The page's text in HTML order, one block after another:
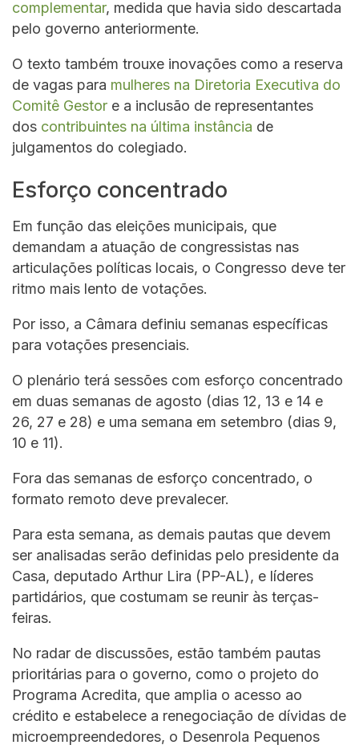
complementar, medida que havia sido descartada
pelo governo anteriormente.
O texto também trouxe inovações como a reserva
de vagas para mulheres na Diretoria Executiva do
Comitê Gestor e a inclusão de representantes
dos contribuintes na última instância de
julgamentos do colegiado.
Esforço concentrado
Em função das eleições municipais, que
demandam a atuação de congressistas nas
articulações políticas locais, o Congresso deve ter
ritmo mais lento de votações.
Por isso, a Câmara definiu semanas específicas
para votações presenciais.
O plenário terá sessões com esforço concentrado
em duas semanas de agosto (dias 12, 13 e 14 e
26, 27 e 28) e uma semana em setembro (dias 9,
10 e 11).
Fora das semanas de esforço concentrado, o
formato remoto deve prevalecer.
Para esta semana, as demais pautas que devem
ser analisadas serão definidas pelo presidente da
Casa, deputado Arthur Lira (PP-AL), e líderes
partidários, que costumam se reunir às terças-
feiras.
No radar de discussões, estão também pautas
prioritárias para o governo, como o projeto do
Programa Acredita, que amplia o acesso ao
crédito e estabelece a renegociação de dívidas de
microempreendedores, o Desenrola Pequenos